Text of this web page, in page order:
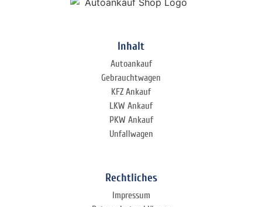
Inhalt
Autoankauf
Gebrauchtwagen
KFZ Ankauf
LKW Ankauf
PKW Ankauf
Unfallwagen
Rechtliches
Impressum